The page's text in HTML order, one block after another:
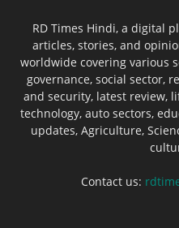
RD Times Hindi, a digital
articles, stories, and
worldwide covering various
governance, social sector,
and security, latest review,
technology, auto sectors,
updates, Agriculture,
Contact us: